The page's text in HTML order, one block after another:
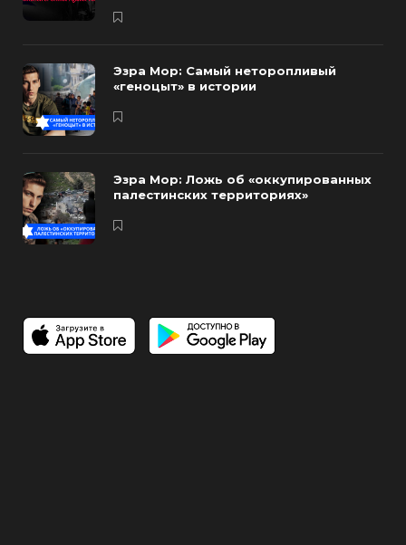
Эзра Мор: Самый неторопливый
«геноцыт» в истории
Эзра Мор: Ложь об «оккупированных
палестинских территориях»